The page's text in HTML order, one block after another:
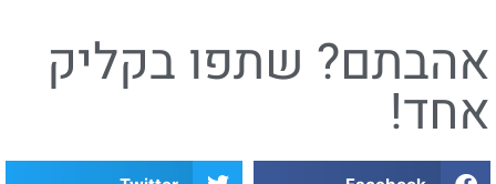
אהבתם? שתפו בקליק
אחד!